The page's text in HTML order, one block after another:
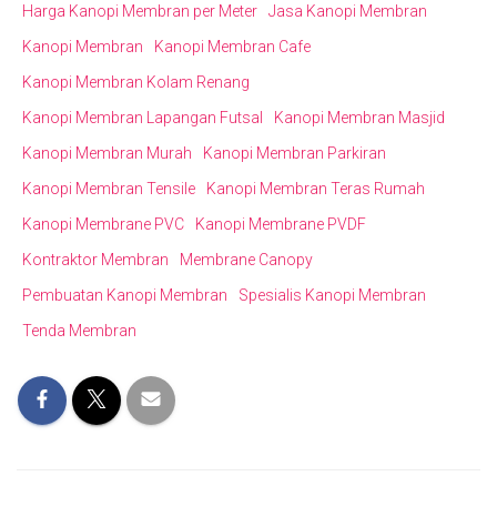
Harga Kanopi Membran per Meter
Jasa Kanopi Membran
Kanopi Membran
Kanopi Membran Cafe
Kanopi Membran Kolam Renang
Kanopi Membran Lapangan Futsal
Kanopi Membran Masjid
Kanopi Membran Murah
Kanopi Membran Parkiran
Kanopi Membran Tensile
Kanopi Membran Teras Rumah
Kanopi Membrane PVC
Kanopi Membrane PVDF
Kontraktor Membran
Membrane Canopy
Pembuatan Kanopi Membran
Spesialis Kanopi Membran
Tenda Membran